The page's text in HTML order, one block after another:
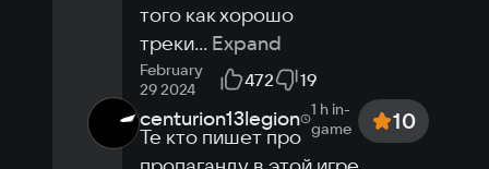
того как хорошо
треки... Expand
February
29 2024
472 19
centurion13legion 1 h in-
game
10
Те кто пишет про